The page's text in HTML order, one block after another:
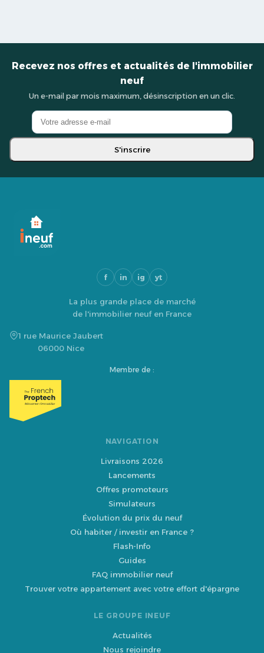
Recevez nos offres et actualités de l'immobilier
neuf
Un e-mail par mois maximum, désinscription en un clic.
S'inscrire
f in ig yt
La plus grande place de marché
de l'immobilier neuf en France
1 rue Maurice Jaubert
06000 Nice
Membre de :
NAVIGATION
Livraisons 2026
Lancements
Offres promoteurs
Simulateurs
Évolution du prix du neuf
Où habiter / investir en France ?
Flash-Info
Guides
FAQ immobilier neuf
Trouver votre appartement avec votre effort d'épargne
LE GROUPE INEUF
Actualités
Nous rejoindre